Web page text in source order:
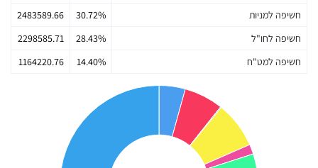
חשיפה למניות 30.72%
2483589.66
חשיפה לחו"ל
28.43%
2298585.71
חשיפה למט"ח
14.40%
1164220.76